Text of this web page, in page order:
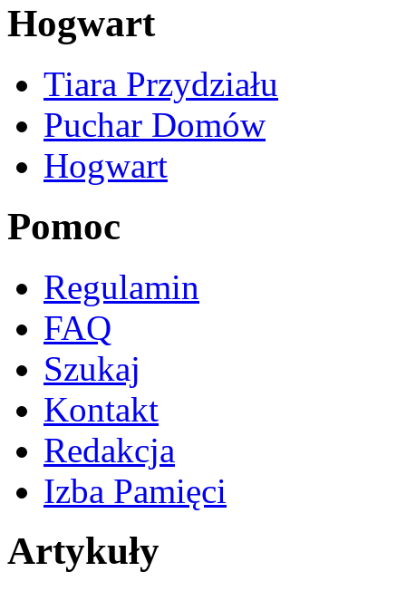
Hogwart
Tiara Przydziału
Puchar Domów
Hogwart
Pomoc
Regulamin
FAQ
Szukaj
Kontakt
Redakcja
Izba Pamięci
Artykuły